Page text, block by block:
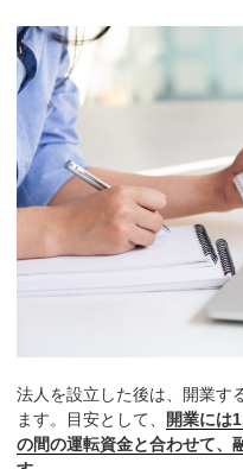
法人を設立した後は、開業す
ます。目安として、 開業には
の間の運転資金と合わせて、